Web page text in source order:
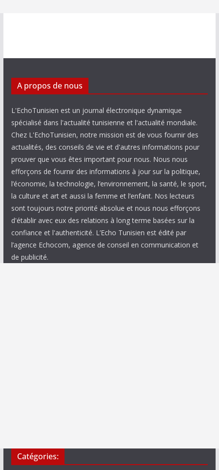
A propos de nous
L'EchoTunisien est un journal électronique dynamique
spécialisé dans l'actualité tunisienne et l'actualité mondiale.
Chez L'EchoTunisien, notre mission est de vous fournir des
actualités, des conseils de vie et d'autres informations pour
prouver que vous êtes important pour nous. Nous nous
efforçons de fournir des informations à jour sur la politique,
l’économie, la technologie, l’environnement, la santé, le sport,
la culture et art et aussi la femme et l’enfant. Nos lecteurs
sont toujours notre priorité absolue et nous nous efforçons
d'établir avec eux des relations à long terme basées sur la
confiance et l'authenticité. L’Echo Tunisien est édité par
l’agence Echocom, agence de conseil en communication et
de publicité.
Catégories: